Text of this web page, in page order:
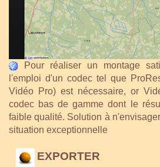
Pour réaliser un montage
l'emploi d'un codec tel que
Vidéo Pro) est nécessaire, or
codec bas de gamme dont le
faible qualité. Solution à
situation exceptionnelle
EXPORTER